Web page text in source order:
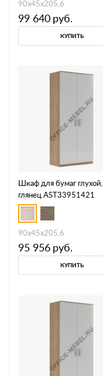
90x45x205,6
99 640 руб.
КУПИТЬ
Шкаф для бумаг глухой,
глянец AST33951421
90x45x205,6
95 956 руб.
КУПИТЬ